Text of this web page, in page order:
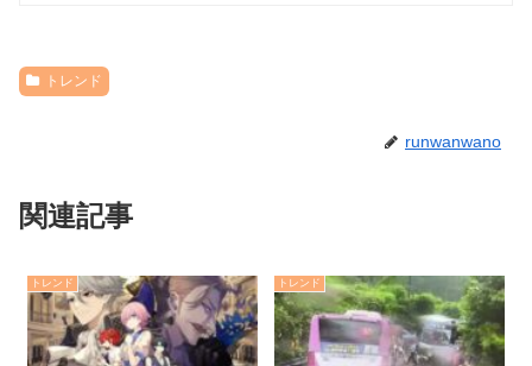
トレンド
runwanwano
関連記事
トレンド トレンド